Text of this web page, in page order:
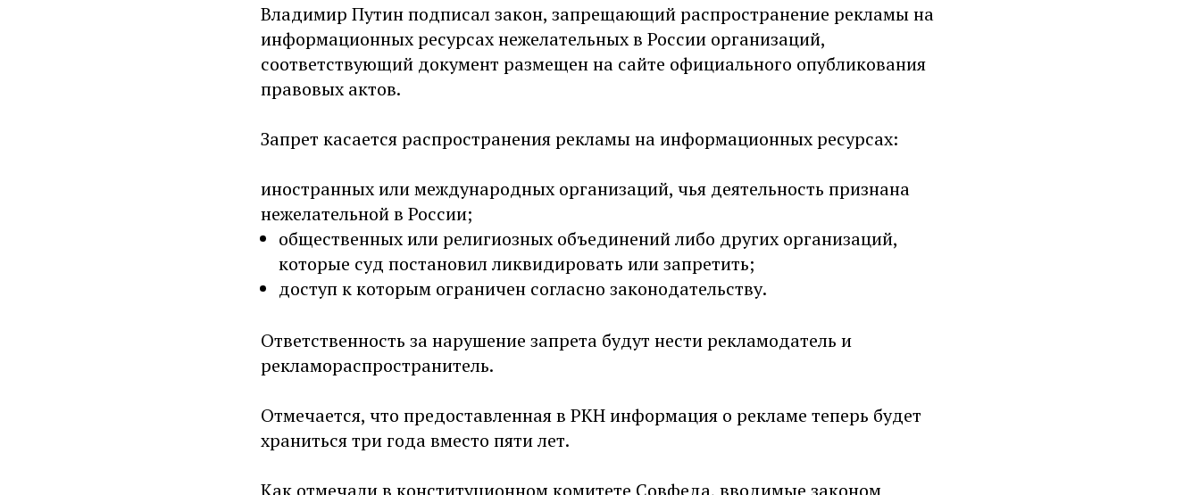
Владимир Путин подписал закон, запрещающий распространение рекламы на
информационных ресурсах нежелательных в России организаций,
соответствующий документ размещен на сайте официального опубликования
правовых актов.
Запрет касается распространения рекламы на информационных ресурсах:
иностранных или международных организаций, чья деятельность признана
нежелательной в России;
общественных или религиозных объединений либо других организаций,
которые суд постановил ликвидировать или запретить;
доступ к которым ограничен согласно законодательству.
Ответственность за нарушение запрета будут нести рекламодатель и
рекламораспространитель.
Отмечается, что предоставленная в РКН информация о рекламе теперь будет
храниться три года вместо пяти лет.
Как отмечали в конституционном комитете Совфеда, вводимые законом